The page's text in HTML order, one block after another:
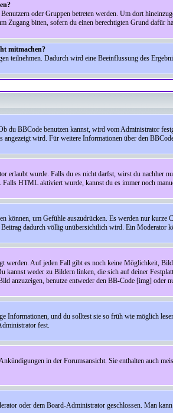
oder Gruppen betreten werden. Um dort
Zugang bitten, sofern du einen berechtigten Grund dafür
mitmachen?
teilnehmen. Dadurch wird eine Beeinflussung des
du BBCode benutzen kannst, wird vom Administrator
wird. Für weitere Informationen über den
erlaubt wurde. Falls du es nicht darfst, wirst du nachher
HTML aktiviert wurde, kannst du es immer noch
können, um Gefühle auszudrücken. Es werden nur
dadurch völlig unübersichtlich wird. Ein Moderator
werden. Auf jeden Fall gibt es noch keine Möglichkeit,
kannst weder zu Bildern linken, die sich auf deiner
anzuzeigen, benutze entweder den BB-Code [img] oder
Informationen, und du solltest sie so früh wie möglich
fest.
in der Forumsansicht. Sie enthalten auch
oder dem Board-Administrator geschlossen. Man